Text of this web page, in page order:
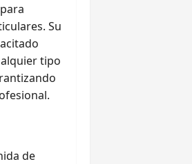
Su
tipo
de